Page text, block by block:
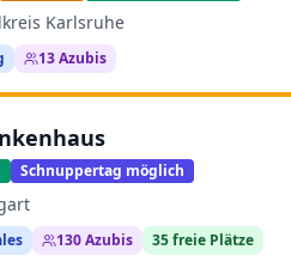
Karlsruhe
13Azubis
Schnuppertag möglich
130Azubis 35freie Plätze